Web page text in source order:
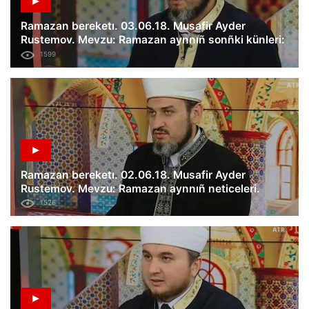
Ramazan bereketı. 03.06.18. Musafir Ayder
Rustemov. Mevzu: Ramazan aynnıñ sonñki künleri:
añı aynıñ közetüvi.
1599
Ramazan bereketı. 02.06.18. Musafir Ayder
Rustemov. Mevzu: Ramazan aynnıñ neticeleri.
1526